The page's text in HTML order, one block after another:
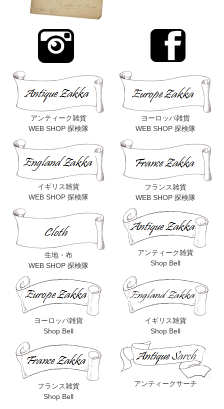
アンティーク雑貨
WEB SHOP 探検隊
ヨーロッパ雑貨
WEB SHOP 探検隊
イギリス雑貨
WEB SHOP 探検隊
フランス雑貨
WEB SHOP 探検隊
生地・布
WEB SHOP 探検隊
アンティーク雑貨
Shop Bell
ヨーロッパ雑貨
Shop Bell
イギリス雑貨
Shop Bell
フランス雑貨
Shop Bell
アンティークサーチ